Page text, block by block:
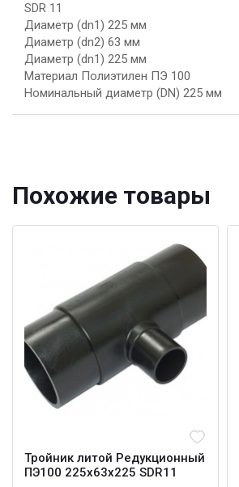
SDR 11
Диаметр (dn1) 225 мм
Диаметр (dn2) 63 мм
Диаметр (dn1) 225 мм
Материал Полиэтилен ПЭ 100
Номинальный диаметр (DN) 225 мм
Похожие товары
Тройник литой Редукционный
ПЭ100 225х63х225 SDR11